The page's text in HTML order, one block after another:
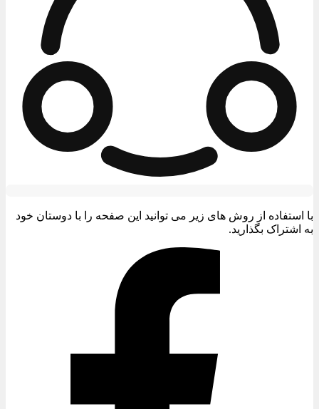
با استفاده از روش های زیر می توانید این صفحه را با دوستان خود
به اشتراک بگذارید.